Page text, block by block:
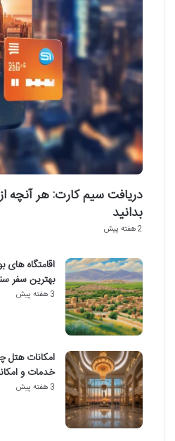
دریافت سیم کارت: هر آنچه
بدانید
2 هفته پیش
اقامتگاه
بهترین سفر
3 هفته پیش
امکانات هتل
خدمات و
3 هفته پیش